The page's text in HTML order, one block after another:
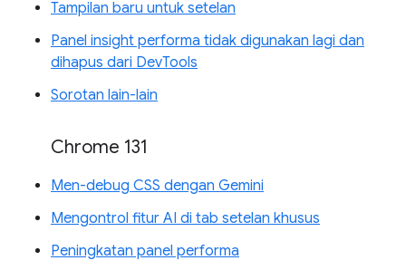
Tampilan baru untuk setelan
Panel insight performa tidak digunakan lagi dan
dihapus dari DevTools
Sorotan lain-lain
Chrome 131
Men-debug CSS dengan Gemini
Mengontrol fitur AI di tab setelan khusus
Peningkatan panel performa